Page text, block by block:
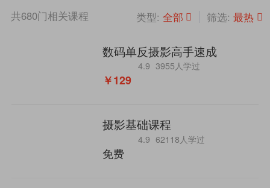
共680门相关课程 类型: 全部 筛选: 最热
数码单反摄影高手速成
4.9 3955人学过
￥129
摄影基础课程
4.9 62118人学过
免费